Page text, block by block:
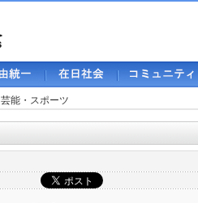
芸能・スポーツ